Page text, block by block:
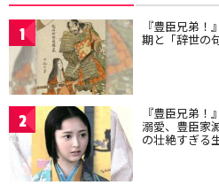
1 『豊臣兄弟
期と「辞世の
2 『豊臣兄弟
溺愛、豊臣家
の壮絶すぎる